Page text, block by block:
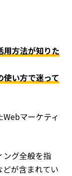
用方法が知りた
使い方で迷って
マーケティ
ング全般を指
どが含まれてい